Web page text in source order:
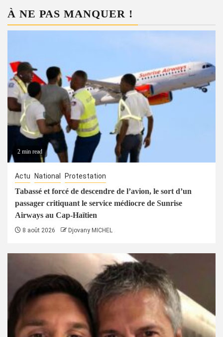
À NE PAS MANQUER !
2 min read
Actu National Protestation
Tabassé et forcé de descendre de l’avion, le sort d’un
passager critiquant le service médiocre de Sunrise
Airways au Cap-Haïtien
8 août 2026 Djovany MICHEL